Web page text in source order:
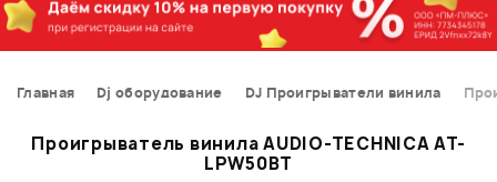
Главная Dj оборудование DJ Проигрыватели винила
Проигрыватель винила AUDIO-TECHNICA AT-
LPW50BT